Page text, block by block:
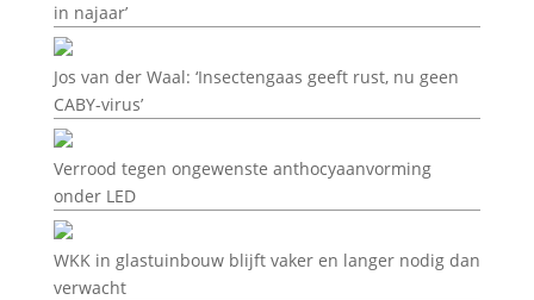
in najaar’
Jos van der Waal: ‘Insectengaas geeft rust, nu geen
CABY-virus’
Verrood tegen ongewenste anthocyaanvorming
onder LED
WKK in glastuinbouw blijft vaker en langer nodig dan
verwacht